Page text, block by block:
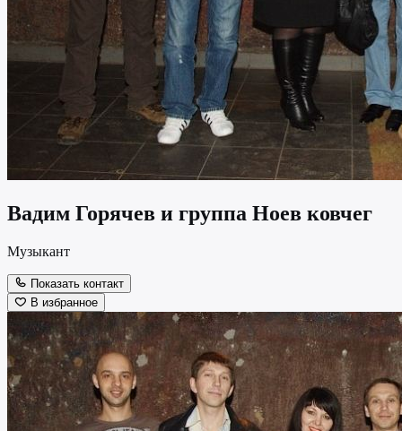
Вадим Горячев и группа Ноев ковчег
Музыкант
Показать контакт
В избранное